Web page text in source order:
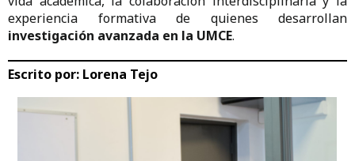
experiencia formativa de quienes desarrollan
investigación avanzada en la UMCE.
Escrito por: Lorena Tejo